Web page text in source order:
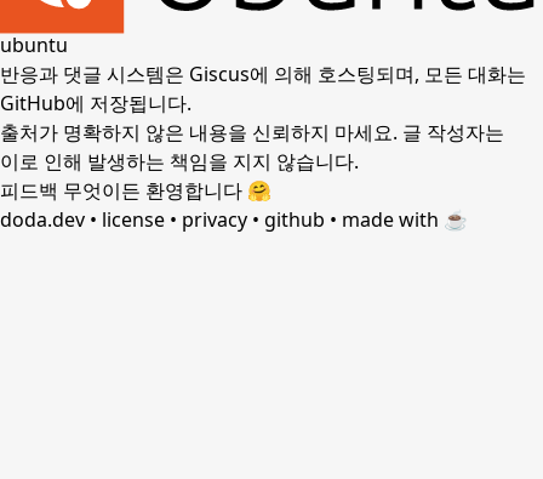
ubuntu
반응과 댓글 시스템은 Giscus에 의해 호스팅되며, 모든 대화는
GitHub에 저장됩니다.
출처가 명확하지 않은 내용을 신뢰하지 마세요. 글 작성자는
이로 인해 발생하는 책임을 지지 않습니다.
피드백 무엇이든 환영합니다 🤗
doda.dev • license • privacy • github • made with ☕️